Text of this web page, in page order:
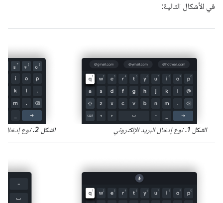
في الأشكال التالية:
الشكل 1. نوع إدخال البريد الإلكتروني الشكل 2. نوع إدخال